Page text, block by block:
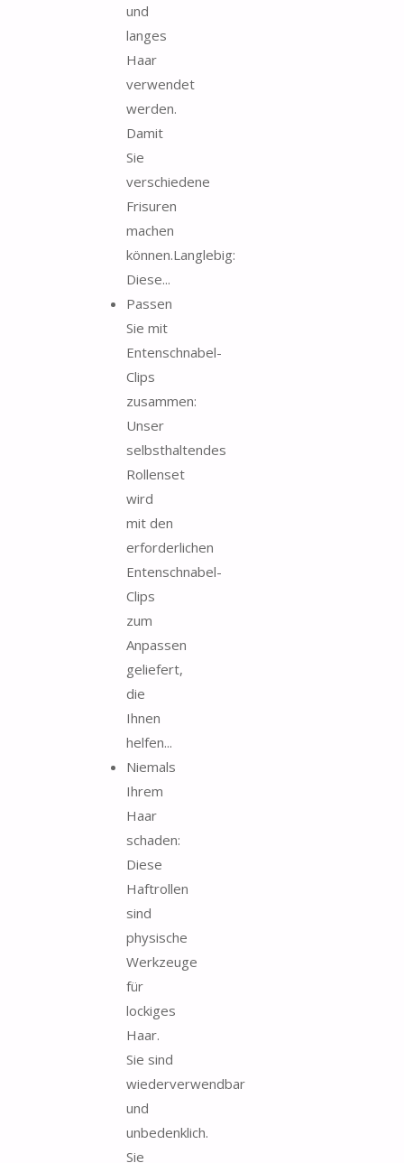
und
langes
Haar
verwendet
werden.
Damit
Sie
verschiedene
Frisuren
machen
können.Langlebig:
Diese...
Passen
Sie mit
Entenschnabel-
Clips
zusammen:
Unser
selbsthaltendes
Rollenset
wird
mit den
erforderlichen
Entenschnabel-
Clips
zum
Anpassen
geliefert,
die
Ihnen
helfen...
Niemals
Ihrem
Haar
schaden:
Diese
Haftrollen
sind
physische
Werkzeuge
für
lockiges
Haar.
Sie sind
wiederverwendbar
und
unbedenklich.
Sie